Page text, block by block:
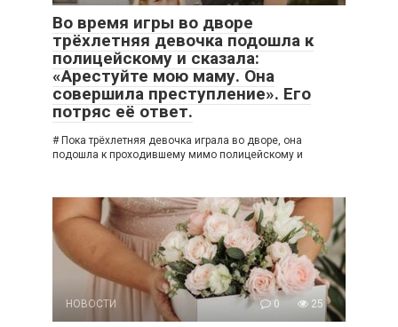
Во время игры во дворе
трёхлетняя девочка подошла к
полицейскому и сказала:
«Арестуйте мою маму. Она
совершила преступление». Его
потряс её ответ.
# Пока трёхлетняя девочка играла во дворе, она
подошла к проходившему мимо полицейскому и
НОВОСТИ 0 25